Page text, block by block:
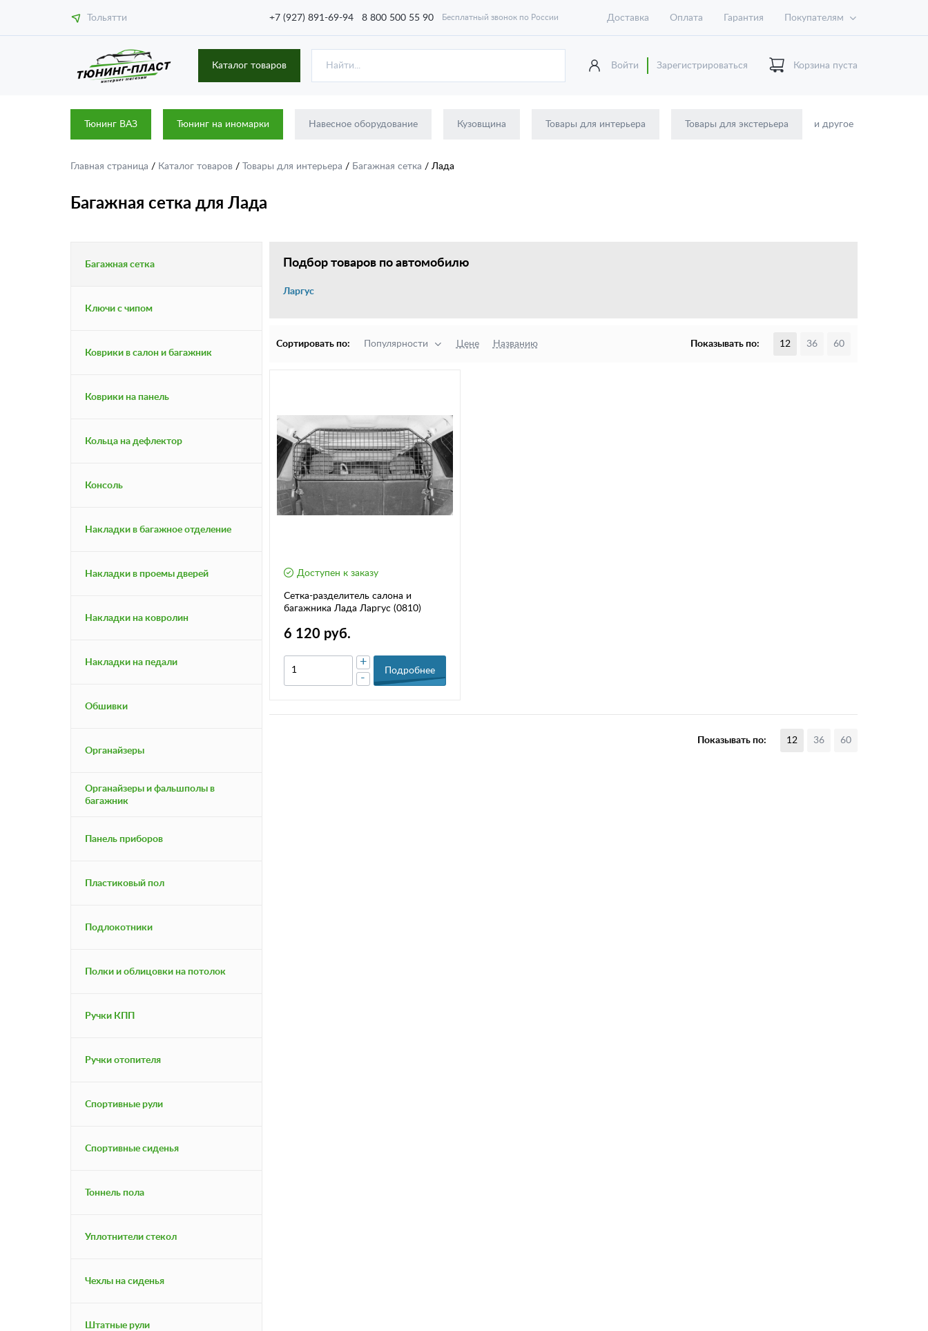
Тольятти +7 (927) 891-69-94 8 800 500 55 90 Бесплатный звонок по России Доставка Оплата Гарантия Покупателям
Каталог товаров Войти Зарегистрироваться Корзина пуста
Тюнинг ВАЗ Тюнинг на иномарки Навесное оборудование Кузовщина Товары для интерьера Товары для экстерьера и другое
Главная страница / Каталог товаров / Товары для интерьера / Багажная сетка / Лада
Багажная сетка для Лада
Багажная сетка
Ключи с чипом
Коврики в салон и багажник
Коврики на панель
Кольца на дефлектор
Консоль
Накладки в багажное отделение
Накладки в проемы дверей
Накладки на ковролин
Накладки на педали
Обшивки
Органайзеры
Органайзеры и фальшполы в
багажник
Панель приборов
Пластиковый пол
Подлокотники
Полки и облицовки на потолок
Ручки КПП
Ручки отопителя
Спортивные рули
Спортивные сиденья
Тоннель пола
Уплотнители стекол
Чехлы на сиденья
Штатные рули
Подбор товаров по автомобилю
Ларгус
Сортировать по: Популярности Цене Названию Показывать по: 12 36 60
Доступен к заказу
Сетка-разделитель салона и
багажника Лада Ларгус (0810)
6 120 руб.
-
+
Подробнее
Показывать по: 12 36 60